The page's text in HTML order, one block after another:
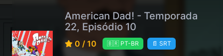
American Dad! - Temporada
22, Episódio 10
0 / 10 🇧🇷 PT-BR 📄 SRT